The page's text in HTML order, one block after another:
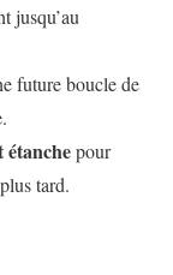
jusqu’au
future boucle de
étanchepour
tard.